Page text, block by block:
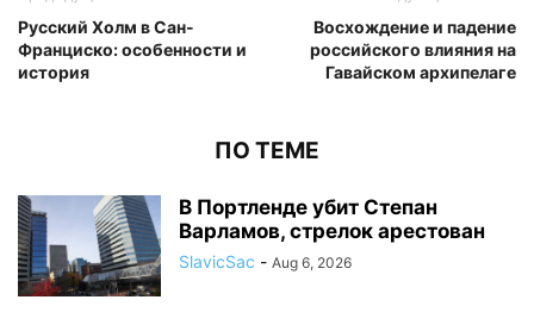
Русский Холм в Сан-
Франциско: особенности и
история
Восхождение и падение
российского влияния на
Гавайском архипелаге
ПО ТЕМЕ
В Портленде убит Степан
Варламов, стрелок арестован
SlavicSac - Aug 6, 2026